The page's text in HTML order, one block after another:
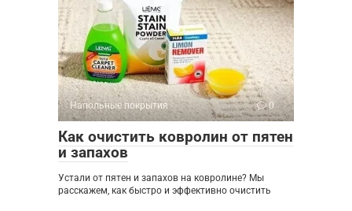
Напольные покрытия 0
Как очистить ковролин от пятен
и запахов
Устали от пятен и запахов на ковролине? Мы
расскажем, как быстро и эффективно очистить